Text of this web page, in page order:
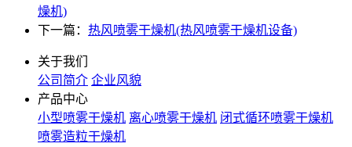
燥机)
下一篇： 热风喷雾干燥机(热风喷雾干燥机设备)
关于我们
公司简介 企业风貌
产品中心
小型喷雾干燥机 离心喷雾干燥机 闭式循环喷雾干燥机
喷雾造粒干燥机